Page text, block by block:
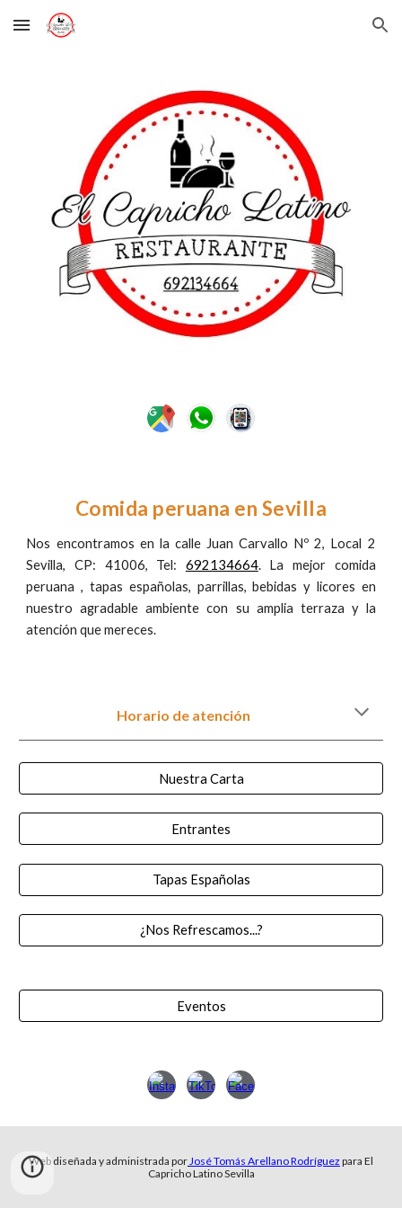
Skip to main content Skip to navigation
Comida peruana en Sevilla
Nos encontramos en la calle Juan Carvallo Nº 2, Local 2
Sevilla, CP: 41006, Tel: 692134664. La mejor comida
peruana , tapas españolas, parrillas, bebidas y licores en
nuestro agradable ambiente con su amplia terraza y la
atención que mereces.
Horario de atención
Nuestra Carta
Entrantes
Tapas Españolas
¿Nos Refrescamos...?
Eventos
Web diseñada y administrada porJosé Tomás Arellano Rodríguez para El
Capricho Latino Sevilla